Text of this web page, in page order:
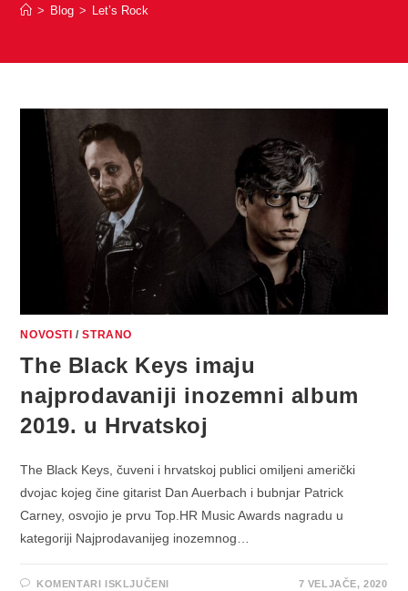
> Blog > Let’s Rock
NOVOSTI /STRANO
The Black Keys imaju
najprodavaniji inozemni album
2019. u Hrvatskoj
The Black Keys, čuveni i hrvatskoj publici omiljeni američki
dvojac kojeg čine gitarist Dan Auerbach i bubnjar Patrick
Carney, osvojio je prvu Top.HR Music Awards nagradu u
kategoriji Najprodavanijeg inozemnog…
KOMENTARI ISKLJUČENI 7 VELJAČE, 2020